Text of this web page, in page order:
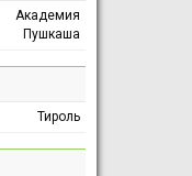
Академия
Пушкаша
Тироль